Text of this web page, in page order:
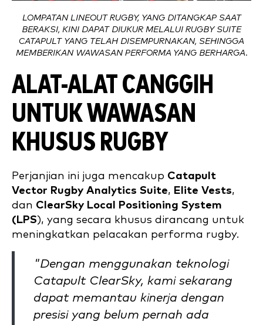
LOMPATAN LINEOUT RUGBY, YANG DITANGKAP SAAT
BERAKSI, KINI DAPAT DIUKUR MELALUI RUGBY SUITE
CATAPULT YANG TELAH DISEMPURNAKAN, SEHINGGA
MEMBERIKAN WAWASAN PERFORMA YANG BERHARGA.
ALAT-ALAT CANGGIH
UNTUK WAWASAN
KHUSUS RUGBY
Perjanjian ini juga mencakup Catapult
Vector Rugby Analytics Suite, Elite Vests,
dan ClearSky Local Positioning System
(LPS), yang secara khusus dirancang untuk
meningkatkan pelacakan performa rugby.
"Dengan menggunakan teknologi
Catapult ClearSky, kami sekarang
dapat memantau kinerja dengan
presisi yang belum pernah ada